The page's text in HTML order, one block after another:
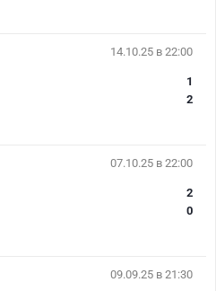
14.10.25 в 22:00
1
2
07.10.25 в 22:00
2
0
09.09.25 в 21:30